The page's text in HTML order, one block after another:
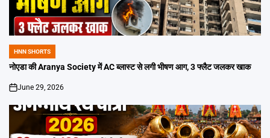
POSTED
IN
HNN SHORTS
नोएडा की Aranya Society में AC ब्लास्ट से लगी भीषण आग, 3 फ्लैट जलकर खाक
on
June 29, 2026